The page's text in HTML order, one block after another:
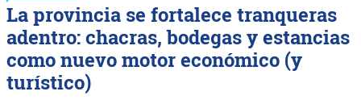
La provincia se fortalece tranqueras
adentro: chacras, bodegas y estancias
como nuevo motor económico (y
turístico)